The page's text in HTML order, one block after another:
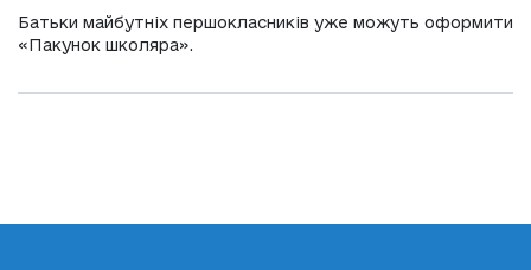
Батьки майбутніх першокласників уже можуть оформити
«Пакунок школяра».